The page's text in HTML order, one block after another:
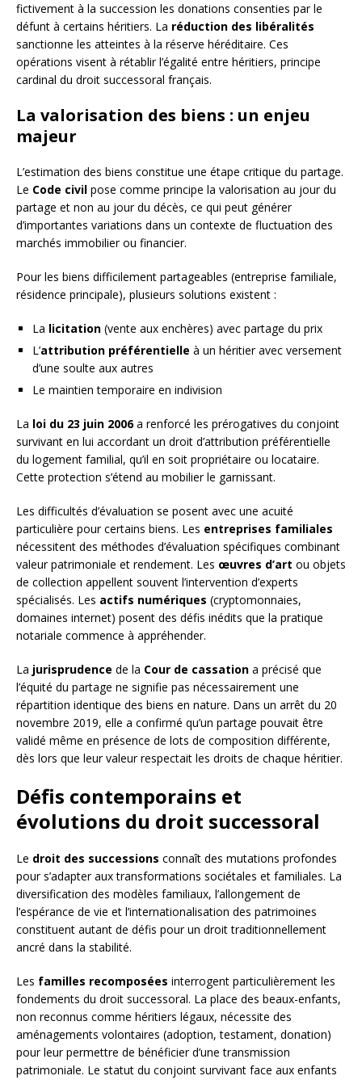
fictivement à la succession les donations consenties par le
défunt à certains héritiers. La réduction des libéralités
sanctionne les atteintes à la réserve héréditaire. Ces
opérations visent à rétablir l’égalité entre héritiers, principe
cardinal du droit successoral français.
La valorisation des biens : un enjeu
majeur
L’estimation des biens constitue une étape critique du partage.
Le Code civil pose comme principe la valorisation au jour du
partage et non au jour du décès, ce qui peut générer
d’importantes variations dans un contexte de fluctuation des
marchés immobilier ou financier.
Pour les biens difficilement partageables (entreprise familiale,
résidence principale), plusieurs solutions existent :
La licitation (vente aux enchères) avec partage du prix
L’attribution préférentielle à un héritier avec versement
d’une soulte aux autres
Le maintien temporaire en indivision
La loi du 23 juin 2006a renforcé les prérogatives du conjoint
survivant en lui accordant un droit d’attribution préférentielle
du logement familial, qu’il en soit propriétaire ou locataire.
Cette protection s’étend au mobilier le garnissant.
Les difficultés d’évaluation se posent avec une acuité
particulière pour certains biens. Les entreprises familiales
nécessitent des méthodes d’évaluation spécifiques combinant
valeur patrimoniale et rendement. Les œuvres d’art ou objets
de collection appellent souvent l’intervention d’experts
spécialisés. Les actifs numériques (cryptomonnaies,
domaines internet) posent des défis inédits que la pratique
notariale commence à appréhender.
La jurisprudence de la Cour de cassation a précisé que
l’équité du partage ne signifie pas nécessairement une
répartition identique des biens en nature. Dans un arrêt du 20
novembre 2019, elle a confirmé qu’un partage pouvait être
validé même en présence de lots de composition différente,
dès lors que leur valeur respectait les droits de chaque héritier.
Défis contemporains et
évolutions du droit successoral
Le droit des successions connaît des mutations profondes
pour s’adapter aux transformations sociétales et familiales. La
diversification des modèles familiaux, l’allongement de
l’espérance de vie et l’internationalisation des patrimoines
constituent autant de défis pour un droit traditionnellement
ancré dans la stabilité.
Les familles recomposées interrogent particulièrement les
fondements du droit successoral. La place des beaux-enfants,
non reconnus comme héritiers légaux, nécessite des
aménagements volontaires (adoption, testament, donation)
pour leur permettre de bénéficier d’une transmission
patrimoniale. Le statut du conjoint survivant face aux enfants